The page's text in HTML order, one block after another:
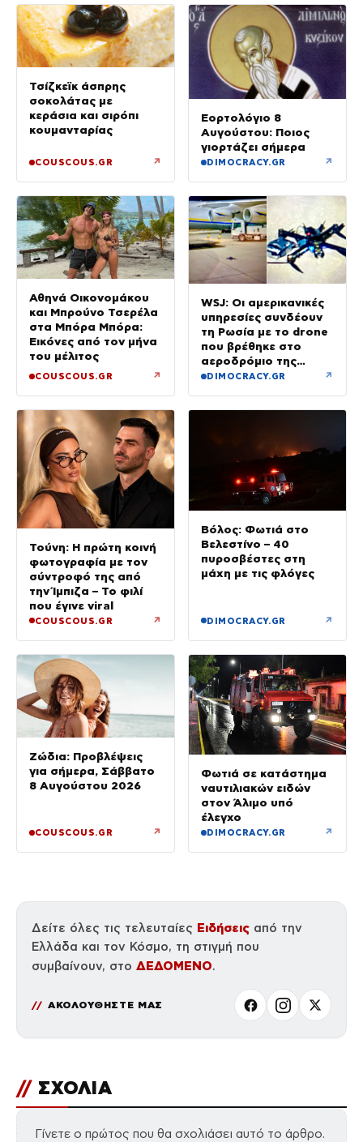
Τσίζκεϊκ άσπρης
σοκολάτας με
κεράσια και σιρόπι
κουμανταρίας
COUSCOUS.GR ↗
Εορτολόγιο 8
Αυγούστου: Ποιος
γιορτάζει σήμερα
DIMOCRACY.GR ↗
Αθηνά Οικονομάκου
και Μπρούνο Τσερέλα
στα Μπόρα Μπόρα:
Εικόνες από τον μήνα
του μέλιτος
COUSCOUS.GR ↗
WSJ: Οι αμερικανικές
υπηρεσίες συνδέουν
τη Ρωσία με το drone
που βρέθηκε στο
αεροδρόμιο της
Λειψίας
DIMOCRACY.GR ↗
Τούνη: Η πρώτη κοινή
φωτογραφία με τον
σύντροφό της από
την Ίμπιζα – Το φιλί
που έγινε viral
COUSCOUS.GR ↗
Βόλος: Φωτιά στο
Βελεστίνο – 40
πυροσβέστες στη
μάχη με τις φλόγες
DIMOCRACY.GR ↗
Ζώδια: Προβλέψεις
για σήμερα, Σάββατο
8 Αυγούστου 2026
COUSCOUS.GR ↗
Φωτιά σε κατάστημα
ναυτιλιακών ειδών
στον Άλιμο υπό
έλεγχο
DIMOCRACY.GR ↗
Δείτε όλες τις τελευταίες Ειδήσεις από την
Ελλάδα και τον Κόσμο, τη στιγμή που
συμβαίνουν, στο ΔΕΔΟΜΕΝΟ.
ΑΚΟΛΟΥΘΗΣΤΕ ΜΑΣ
// ΣΧΟΛΙΑ
Γίνετε ο πρώτος που θα σχολιάσει αυτό το άρθρο.